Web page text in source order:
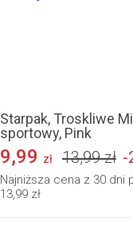
Starpak, Troskliwe
sportowy, Pink
9,99 zł 13,99 zł -
Najniższa cena z 30 dni
13,99 zł